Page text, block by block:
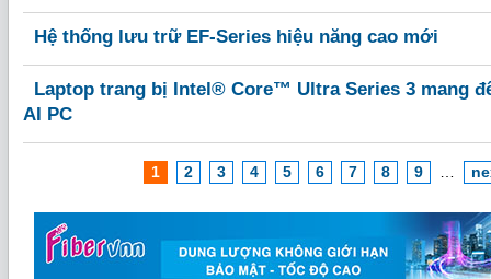
Hệ thống lưu trữ EF-Series hiệu năng cao mới
Laptop trang bị Intel® Core™ Ultra Series 3 mang
AI PC
1 2 3 4 5 6 7 8 9